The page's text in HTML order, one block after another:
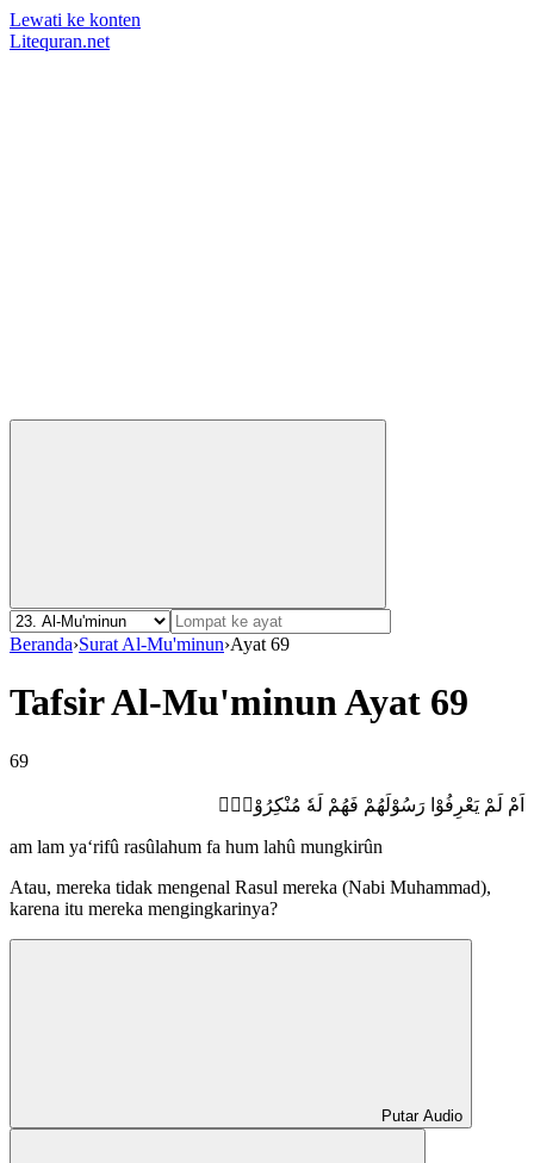
Lewati ke konten
Litequran.net
Beranda›Surat Al-Mu'minun›Ayat 69
Tafsir Al-Mu'minun Ayat 69
69
اَمْ لَمْ يَعْرِفُوْا رَسُوْلَهُمْ فَهُمْ لَهٗ مُنْكِرُوْنَۖ
am lam ya‘rifû rasûlahum fa hum lahû mungkirûn
Atau, mereka tidak mengenal Rasul mereka (Nabi Muhammad),
karena itu mereka mengingkarinya?
Putar Audio